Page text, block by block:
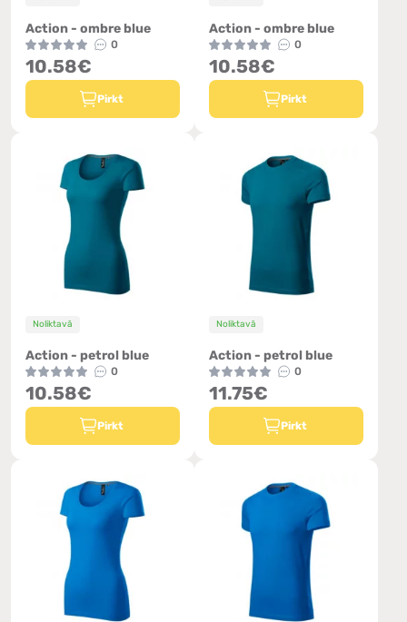
Action - ombre blue
0
10.58€
Pirkt
Action - ombre blue
0
10.58€
Pirkt
Noliktavā
Action - petrol blue
0
10.58€
Pirkt
Noliktavā
Action - petrol blue
0
11.75€
Pirkt